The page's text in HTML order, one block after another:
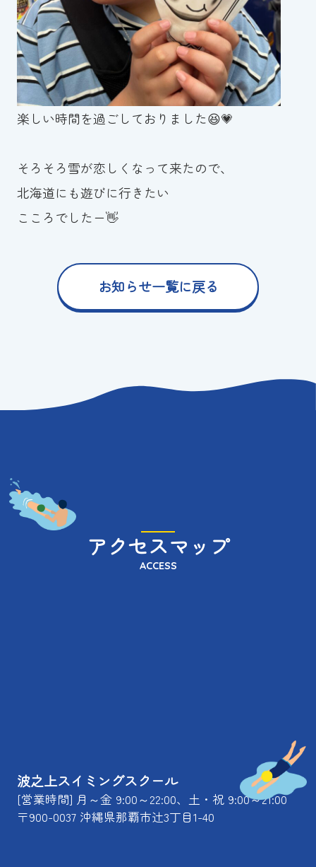
楽しい時間を過ごしておりました😆💗
そろそろ雪が恋しくなって来たので、
北海道にも遊びに行きたい
こころでしたー👋
お知らせ一覧に戻る
アクセスマップ
ACCESS
波之上スイミングスクール
[営業時間] 月～金 9:00～22:00、土・祝 9:00～21:00
〒900-0037 沖縄県那覇市辻3丁目1-40